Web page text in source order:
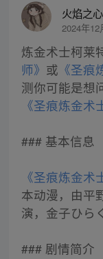
火焰之心
2024年12
炼金术士柯莱
师》 或 《圣痕
测你可能是想
《圣痕炼金术
### 基本信息
《圣痕炼金术
本动漫，由平
演，金子ひら
### 剧情简介